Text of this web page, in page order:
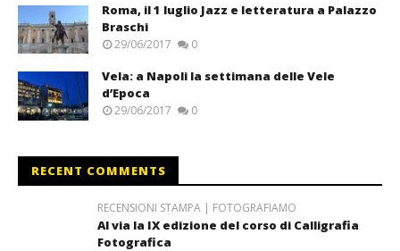
Roma, il 1 luglio Jazz e letteratura a Palazzo
Braschi
29/06/2017 0
Vela: a Napoli la settimana delle Vele
d’Epoca
29/06/2017 0
RECENT COMMENTS
RECENSIONI STAMPA | FOTOGRAFIAMO
Al via la IX edizione del corso di Calligrafia
Fotografica